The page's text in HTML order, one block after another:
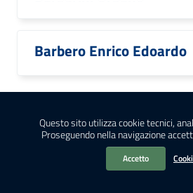
Questo sito utilizza cookie tecnici,
Proseguendo nella navigazione
Accetto
Barbero Enrico Edoardo
Barbiani Laura